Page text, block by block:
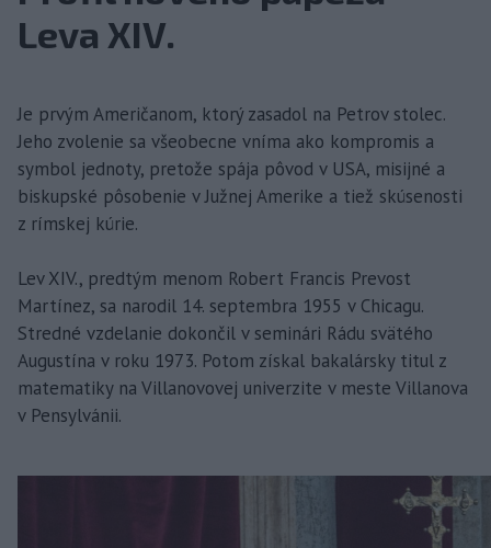
Leva XIV.
Je prvým Američanom, ktorý zasadol na Petrov stolec.
Jeho zvolenie sa všeobecne vníma ako kompromis a
symbol jednoty, pretože spája pôvod v USA, misijné a
biskupské pôsobenie v Južnej Amerike a tiež skúsenosti
z rímskej kúrie.
Lev XIV., predtým menom Robert Francis Prevost
Martínez, sa narodil 14. septembra 1955 v Chicagu.
Stredné vzdelanie dokončil v seminári Rádu svätého
Augustína v roku 1973. Potom získal bakalársky titul z
matematiky na Villanovovej univerzite v meste Villanova
v Pensylvánii.